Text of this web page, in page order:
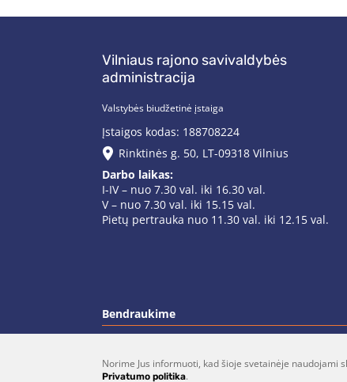
Vilniaus rajono savivaldybės
administracija
Valstybės biudžetinė įstaiga
Įstaigos kodas: 188708224
Rinktinės g. 50, LT-09318 Vilnius
Darbo laikas:
I-IV – nuo 7.30 val. iki 16.30 val.
V – nuo 7.30 val. iki 15.15 val.
Pietų pertrauka nuo 11.30 val. iki 12.15 val.
Bendraukime
(0 5)  275 1990
Norime Jus informuoti, kad šioje svetainėje naudojami
Privatumo politika.